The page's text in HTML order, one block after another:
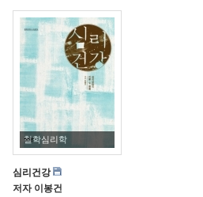
철학심리학
심리건강
저자이봉건